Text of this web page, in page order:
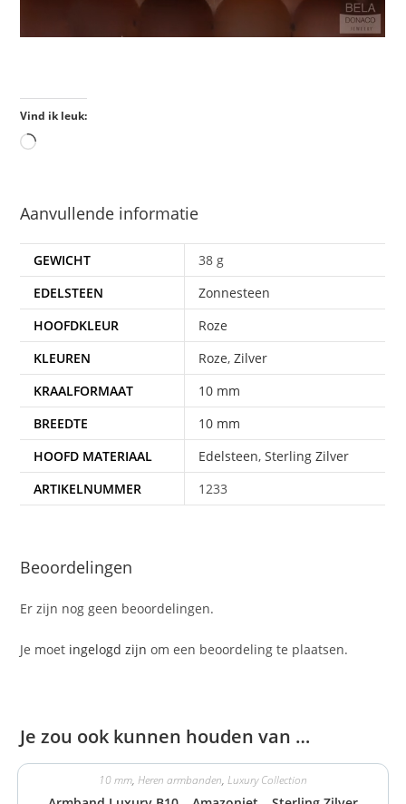
Vind ik leuk:
Aanvullende informatie
GEWICHT
38 g
EDELSTEEN
Zonnesteen
HOOFDKLEUR
Roze
KLEUREN
Roze,Zilver
KRAALFORMAAT
10 mm
BREEDTE
10 mm
HOOFD MATERIAAL
Edelsteen,Sterling Zilver
ARTIKELNUMMER
1233
Beoordelingen
Er zijn nog geen beoordelingen.
Je moet ingelogd zijn om een beoordeling te plaatsen.
Je zou ook kunnen houden van …
10 mm, Heren armbanden, Luxury Collection